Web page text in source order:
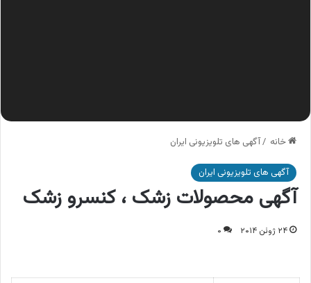
خانه /آگهی های تلویزیونی ایران
آگهی های تلویزیونی ایران
آگهی محصولات زشک ، کنسرو زشک
۲۴ ژوئن ۲۰۱۴ ۰